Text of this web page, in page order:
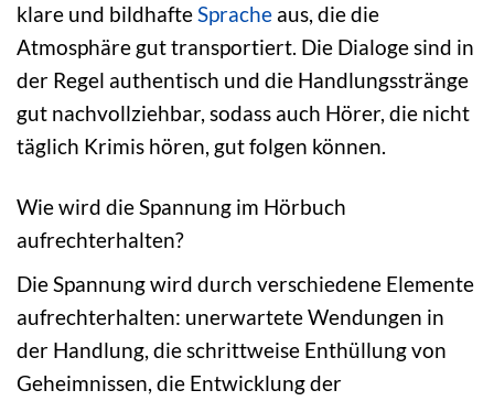
klare und bildhafteSprache aus, die die
Atmosphäre gut transportiert. Die Dialoge sind in
der Regel authentisch und die Handlungsstränge
gut nachvollziehbar, sodass auch Hörer, die nicht
täglich Krimis hören, gut folgen können.
Wie wird die Spannung im Hörbuch
aufrechterhalten?
Die Spannung wird durch verschiedene Elemente
aufrechterhalten: unerwartete Wendungen in
der Handlung, die schrittweise Enthüllung von
Geheimnissen, die Entwicklung der